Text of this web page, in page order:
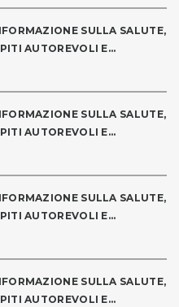
SULLA SALUTE,
AUTOREVOLI E...
SULLA SALUTE,
AUTOREVOLI E...
SULLA SALUTE,
AUTOREVOLI E...
SULLA SALUTE,
AUTOREVOLI E...